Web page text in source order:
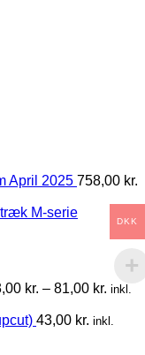
April 2025 758,00 kr.
M-serie
kr. – 81,00 kr. inkl.
43,00 kr. inkl.
DKK